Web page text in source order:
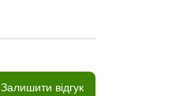
Залишити відгук